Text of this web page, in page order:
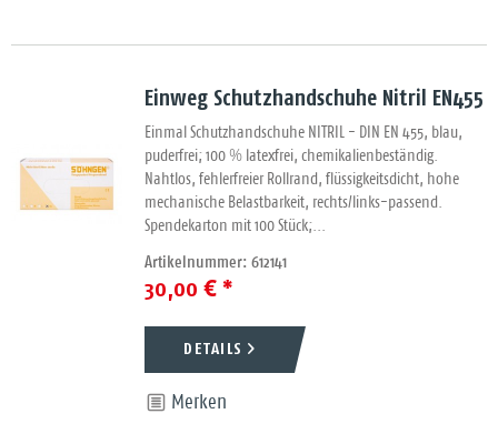
Einweg Schutzhandschuhe Nitril EN455
Einmal Schutzhandschuhe NITRIL - DIN EN 455, blau,
puderfrei; 100 % latexfrei, chemikalienbeständig.
Nahtlos, fehlerfreier Rollrand, flüssigkeitsdicht, hohe
mechanische Belastbarkeit, rechts/links-passend.
Spendekarton mit 100 Stück;...
Artikelnummer: 612141
30,00 € *
DETAILS
Merken